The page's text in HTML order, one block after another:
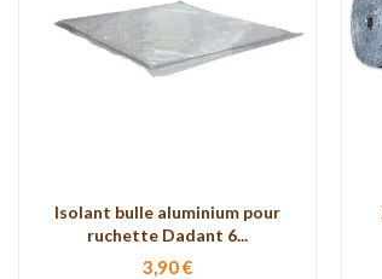
Isolant bulle aluminium pour
ruchette Dadant 6...
3,90 €